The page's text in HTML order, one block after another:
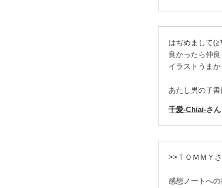
はぢめまして
良かったら仲
イラストうま
あたし男の子
千愛-Chiai-さん
>>ＴＯＭＭＹ
感想ノートへ